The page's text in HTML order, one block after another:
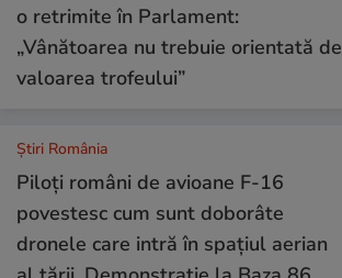
o retrimite în Parlament:
„Vânătoarea nu trebuie orientată de
valoarea trofeului”
Știri România
Piloți români de avioane F-16
povestesc cum sunt doborâte
dronele care intră în spațiul aerian